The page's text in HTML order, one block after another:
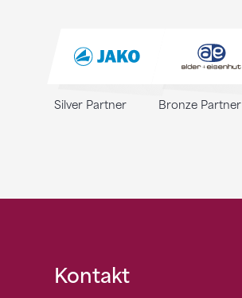
Silver Partner Bronze Partner
Fusszeile
Kontakt